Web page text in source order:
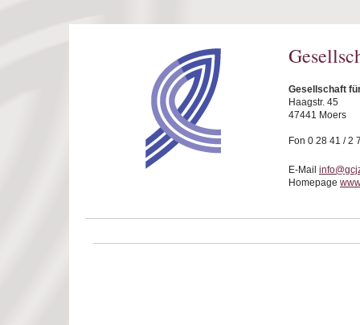
Gesellschaft
Haagstr. 45
47441 Moers
Fon 0 28 41 / 2
E-Mail
Homepage